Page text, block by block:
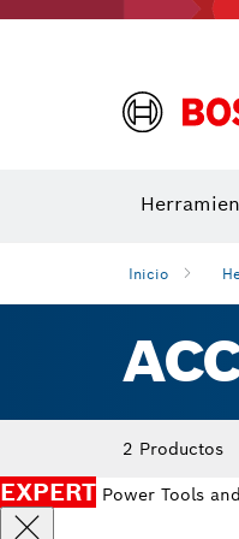
Inicio
2 Productos
EXPERT Power Tools